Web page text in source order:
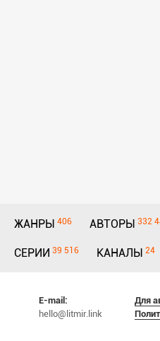
ЖАНРЫ 406 АВТОРЫ 332
СЕРИИ 39 516 КАНАЛЫ 24
E-mail:
hello@litmir.link
Для